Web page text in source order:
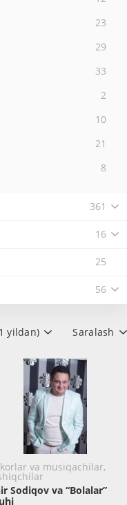
23
29
33
2
10
21
8
361
16
25
56
Saralash
yildan)
va musiqachilar,
Sodiqov va “Bolalar”